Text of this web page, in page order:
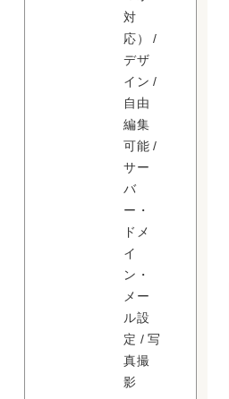
対
応） /
デザ
イン /
自由
編集
可能 /
サー
バ
ー・
ドメ
イ
ン・
メー
ル設
定 / 写
真撮
影